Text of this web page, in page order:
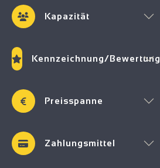
Kapazität
Kennzeichnung/Bewertung
Preisspanne
Zahlungsmittel